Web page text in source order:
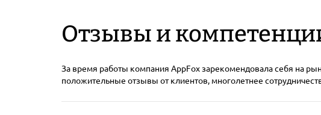
Отзывы и
За время работы компания AppFox зарекомендовала себя на
положительные отзывы от клиентов, многолетнее